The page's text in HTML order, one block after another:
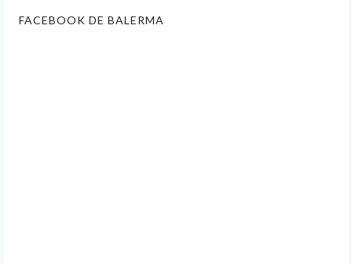
FACEBOOK DE BALERMA